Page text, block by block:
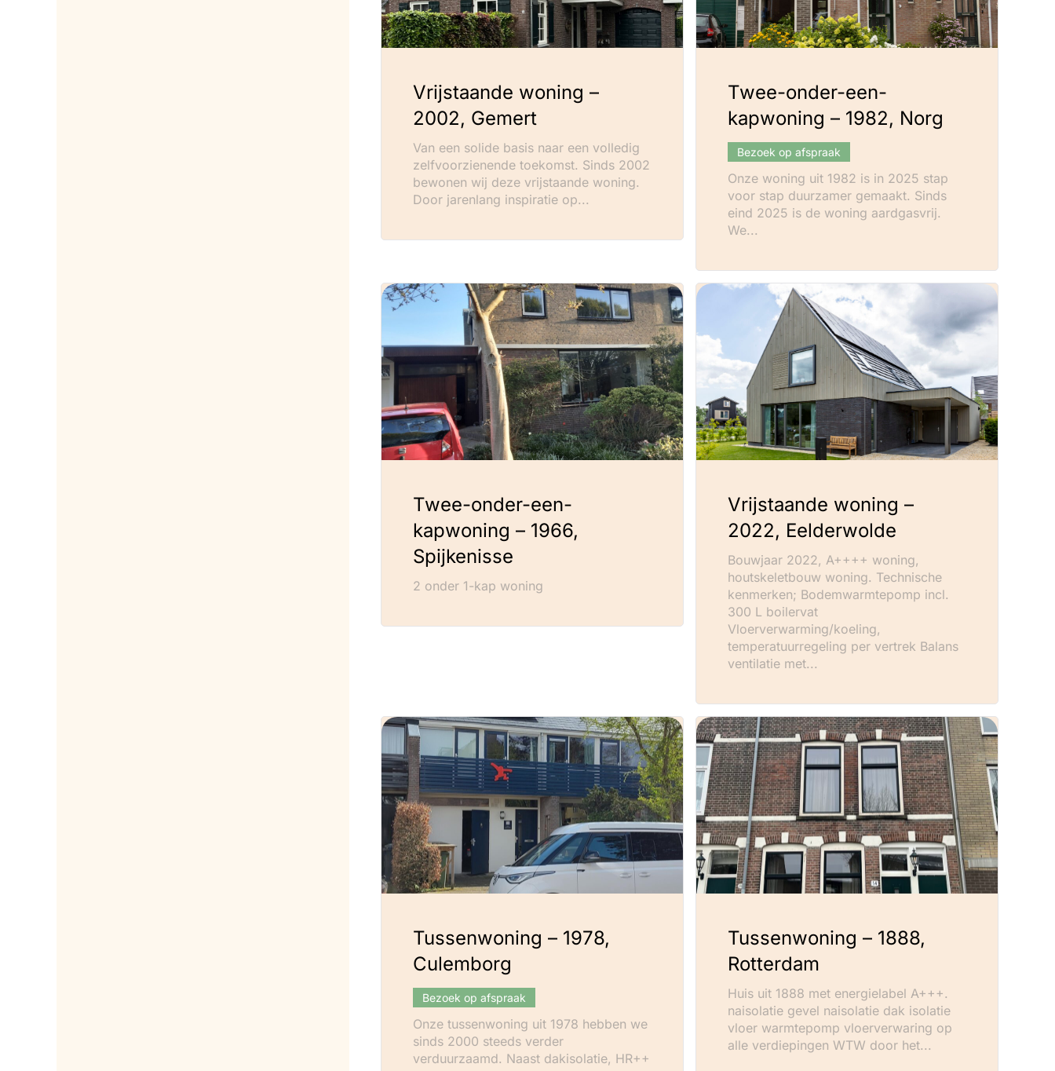
Vrijstaande woning –
2002, Gemert
Van een solide basis naar een volledig
zelfvoorzienende toekomst. Sinds 2002
bewonen wij deze vrijstaande woning.
Door jarenlang inspiratie op...
Twee-onder-een-
kapwoning – 1982, Norg
Bezoek op afspraak
Onze woning uit 1982 is in 2025 stap
voor stap duurzamer gemaakt. Sinds
eind 2025 is de woning aardgasvrij.
We...
Twee-onder-een-
kapwoning – 1966,
Spijkenisse
2 onder 1-kap woning
Vrijstaande woning –
2022, Eelderwolde
Bouwjaar 2022, A++++ woning,
houtskeletbouw woning. Technische
kenmerken; Bodemwarmtepomp incl.
300 L boilervat
Vloerverwarming/koeling,
temperatuurregeling per vertrek Balans
ventilatie met...
Tussenwoning – 1978,
Culemborg
Bezoek op afspraak
Onze tussenwoning uit 1978 hebben we
sinds 2000 steeds verder
verduurzaamd. Naast dakisolatie, HR++
Tussenwoning – 1888,
Rotterdam
Huis uit 1888 met energielabel A+++.
naisolatie gevel naisolatie dak isolatie
vloer warmtepomp vloerverwaring op
alle verdiepingen WTW door het...